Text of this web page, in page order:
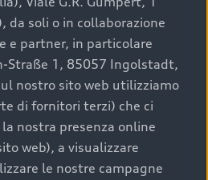
dal Concessionario
finalizzare la tua richiesta.
Audi
da soli o in collaborazione
e partner, in particolare
Straße 1, 85057 Ingolstadt,
nostro sito web utilizziamo
di fornitori terzi) che ci
nostra presenza online
web), a visualizzare
le nostre campagne